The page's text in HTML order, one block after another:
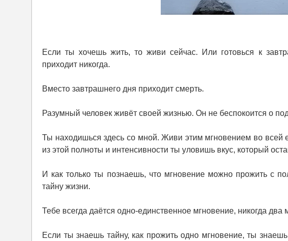
Если ты хочешь жить, то живи сейчас. Или готовься к
приходит никогда.
Вместо завтрашнего дня приходит смерть.
Разумный человек живёт своей жизнью. Он не беспокоится о
Ты находишься здесь со мной. Живи этим мгновением во всей
из этой полноты и интенсивности ты уловишь вкус, который
И как только ты познаешь, что мгновение можно прожить с
тайну жизни.
Тебе всегда даётся одно-единственное мгновение, никогда два
Если ты знаешь тайну, как прожить одно мгновение, ты